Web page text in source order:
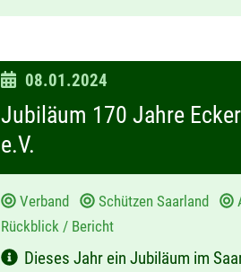
D
a
t
u
m
:
08.01.2024
Jubiläum 170 Jahre
e.V.
Verband Schützen Saarland
Rückblick / Bericht
Dieses Jahr ein Jubiläum im